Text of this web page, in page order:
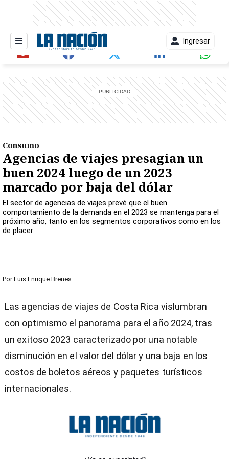
Ingresar
Consumo
Agencias de viajes presagian un
buen 2024 luego de un 2023
marcado por baja del dólar
El sector de agencias de viajes prevé que el buen
comportamiento de la demanda en el 2023 se mantenga para el
próximo año, tanto en los segmentos corporativos como en los
de placer
Por Luis Enrique Brenes
Las agencias de viajes de Costa Rica vislumbran
con optimismo el panorama para el año 2024, tras
un exitoso 2023 caracterizado por una notable
disminución en el valor del dólar y una baja en los
costos de boletos aéreos y paquetes turísticos
internacionales.